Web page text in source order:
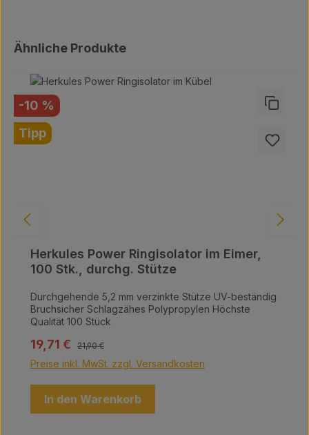
Produktgalerie überspringen
Ähnliche Produkte
Rabatt
-10 %
Tipp
Herkules Power Ringisolator im Eimer,
100 Stk., durchg. Stütze
Durchgehende 5,2 mm verzinkte Stütze UV-beständig
Bruchsicher Schlagzähes Polypropylen Höchste
Qualität 100 Stück
Verkaufspreis:
19,71 € Regulärer Preis:
21,90 €
Preise inkl. MwSt. zzgl. Versandkosten
In den Warenkorb